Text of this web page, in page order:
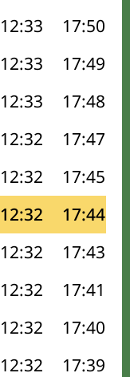
12:33 17:50
12:33 17:49
12:33 17:48
12:32 17:47
12:32 17:45
12:32 17:44
12:32 17:43
12:32 17:41
12:32 17:40
12:32 17:39